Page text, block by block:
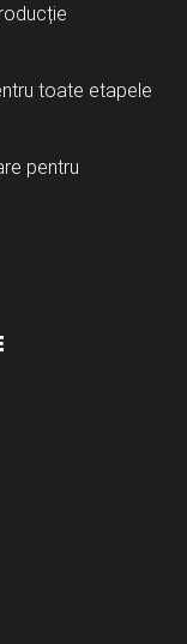
toate etapele
pentru